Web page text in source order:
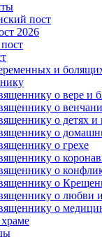
пост
2026
и
о вере и
о
о детях и
о
о грехе
о
о
о
о любви
о